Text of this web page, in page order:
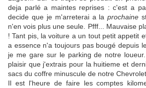
deja parlé a maintes reprises : c'est a
decide que je m'arreterai a laprochaine
n'en vois plus une seule. Pfff... Mauvaise
! Tant pis, la voiture a un tout petit appetit
a essence n'a toujours pas bougé depuis
je me gare sur le parking de notre
plaisir que j'extrais pour la huitieme et
sacs du coffre minuscule de notre
Il est l'heure de faire les comptes